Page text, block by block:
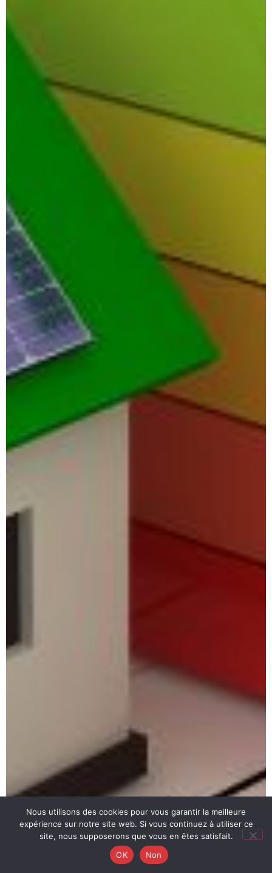
Nous utilisons des cookies pour vous garantir la meilleure
expérience sur notre site web. Si vous continuez à utiliser ce
site, nous supposerons que vous en êtes satisfait.
OK
Non